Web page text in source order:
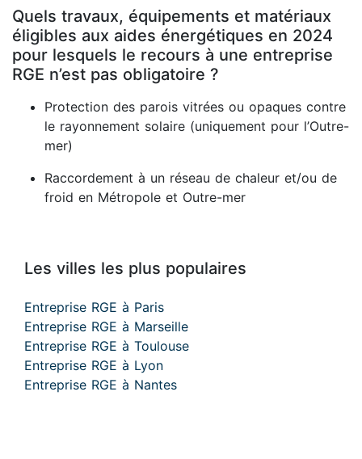
Quels travaux, équipements et matériaux
éligibles aux aides énergétiques en 2024
pour lesquels le recours à une entreprise
RGE n’est pas obligatoire ?
Protection des parois vitrées ou opaques contre
le rayonnement solaire (uniquement pour l’Outre-
mer)
Raccordement à un réseau de chaleur et/ou de
froid en Métropole et Outre-mer
Les villes les plus populaires
Entreprise RGE à Paris
Entreprise RGE à Marseille
Entreprise RGE à Toulouse
Entreprise RGE à Lyon
Entreprise RGE à Nantes